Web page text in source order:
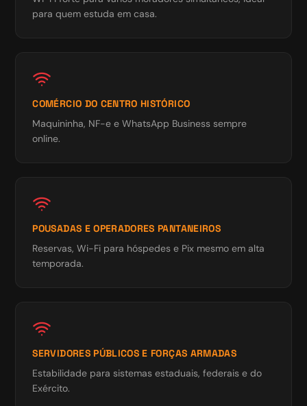
para quem estuda em casa.
COMÉRCIO DO CENTRO HISTÓRICO
Maquininha, NF-e e WhatsApp Business sempre
online.
POUSADAS E OPERADORES PANTANEIROS
Reservas, Wi-Fi para hóspedes e Pix mesmo em alta
temporada.
SERVIDORES PÚBLICOS E FORÇAS ARMADAS
Estabilidade para sistemas estaduais, federais e do
Exército.